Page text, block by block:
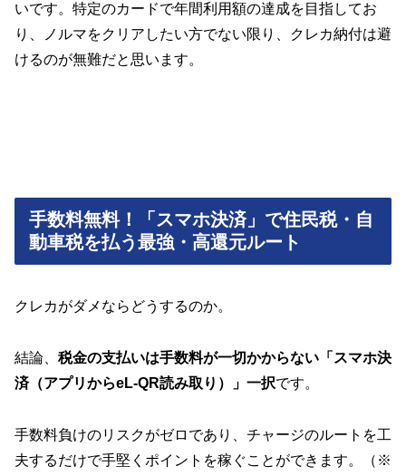
いです。特定のカードで年間利用額の達成を目指してお
り、ノルマをクリアしたい方でない限り、クレカ納付は避
けるのが無難だと思います。
手数料無料！「スマホ決済」で住民税・自
動車税を払う最強・高還元ルート
クレカがダメならどうするのか。
結論、 税金の支払いは手数料が一切かからない「スマホ決
済（アプリからeL-QR読み取り）」一択です。
手数料負けのリスクがゼロであり、チャージのルートを工
夫するだけで手堅くポイントを稼ぐことができます。（※